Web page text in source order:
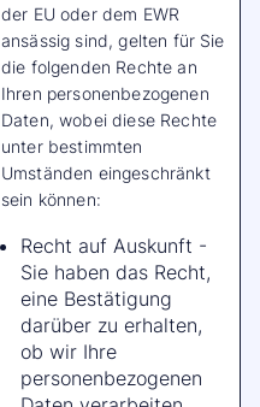
der EU oder dem EWR
ansässig sind, gelten für Sie
die folgenden Rechte an
Ihren personenbezogenen
Daten, wobei diese Rechte
unter bestimmten
Umständen eingeschränkt
sein können:
Recht auf Auskunft -
Sie haben das Recht,
eine Bestätigung
darüber zu erhalten,
ob wir Ihre
personenbezogenen